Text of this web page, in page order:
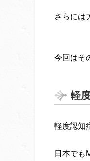
さらには
今回はそ
軽
軽度認知
日本でも